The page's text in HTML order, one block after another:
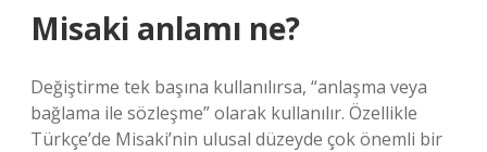
Misaki anlamı ne?
Değiştirme tek başına kullanılırsa, “anlaşma veya
bağlama ile sözleşme” olarak kullanılır. Özellikle
Türkçe’de Misaki’nin ulusal düzeyde çok önemli bir